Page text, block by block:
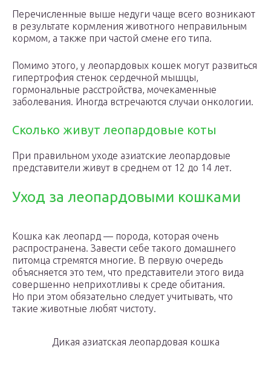
Перечисленные выше недуги чаще всего возникают
в результате кормления животного неправильным
кормом, а также при частой смене его типа.
Помимо этого, у леопардовых кошек могут развиться
гипертрофия стенок сердечной мышцы,
гормональные расстройства, мочекаменные
заболевания. Иногда встречаются случаи онкологии.
Сколько живут леопардовые коты
При правильном уходе азиатские леопардовые
представители живут в среднем от 12 до 14 лет.
Уход за леопардовыми кошками
Кошка как леопард — порода, которая очень
распространена. Завести себе такого домашнего
питомца стремятся многие. В первую очередь
объясняется это тем, что представители этого вида
совершенно неприхотливы к среде обитания.
Но при этом обязательно следует учитывать, что
такие животные любят чистоту.
Дикая азиатская леопардовая кошка